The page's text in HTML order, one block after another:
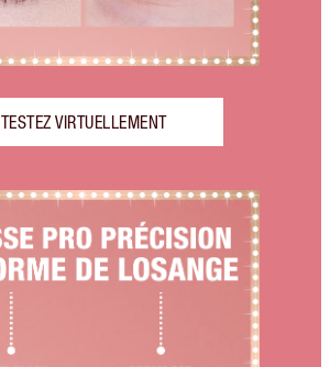
TESTEZ VIRTUELLEMENT